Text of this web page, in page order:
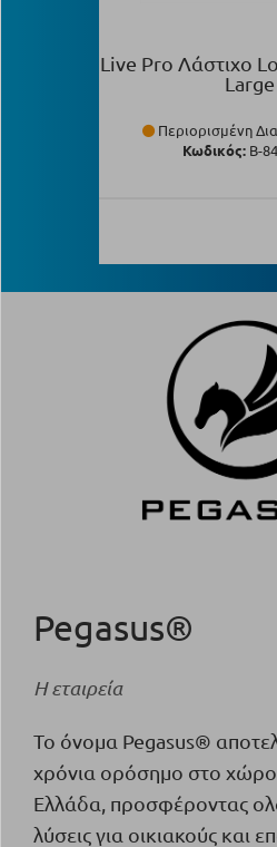
Live Pro Λάστιχο
Large
Περιορισμένη
Κωδικός:Β-
Pegasus®
Η εταιρεία
Το όνομα Pegasus®
χρόνια ορόσημο στο
Ελλάδα, προσφέροντας
λύσεις για οικιακούς και